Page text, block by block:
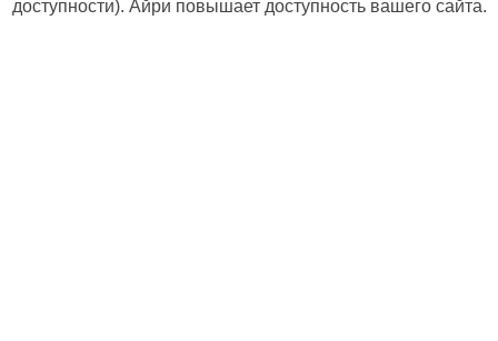
доступности). Айри повышает доступность вашего сайта.